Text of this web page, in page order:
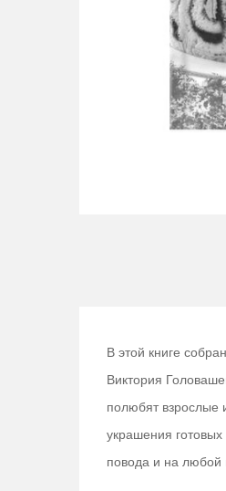
В этой книге
Виктория
полюбят взрослые
украшения
повода и на любой